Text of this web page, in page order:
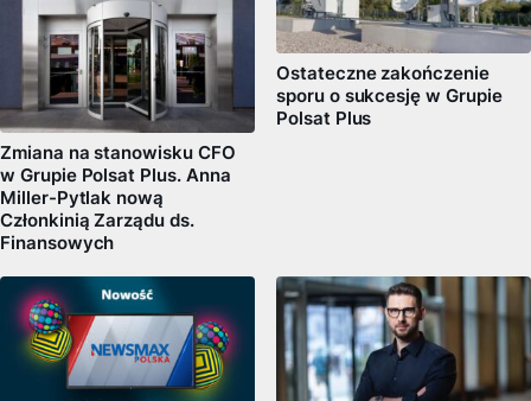
Zmiana na stanowisku CFO
w Grupie Polsat Plus. Anna
Miller-Pytlak nową
Członkinią Zarządu ds.
Finansowych
Ostateczne zakończenie
sporu o sukcesję w Grupie
Polsat Plus